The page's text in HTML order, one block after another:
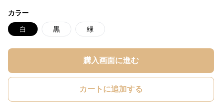
カラー
白 黒 緑
購入画面に進む
カートに追加する